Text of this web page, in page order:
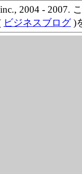
2004 - 2007.
ビジネスブログ)